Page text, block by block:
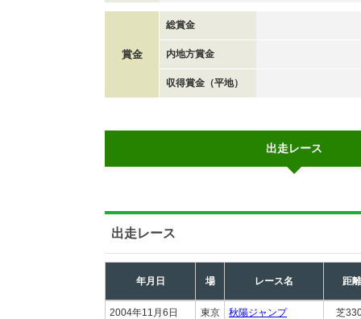
賞金
総賞金
内地方賞金
収得賞金（平地）
出走レース
出走レース
年月日 場 レース名 距離
2004年11月6日 東京 秋陽ジャンプ 芝